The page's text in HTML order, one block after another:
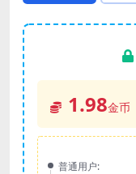
1.98金币
普通用户: